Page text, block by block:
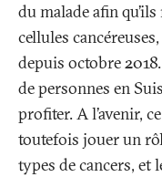
du malade afin
cellules
depuis octobre
de personnes en
profiter. A l’avenir,
toutefois jouer un
types de cancers, et